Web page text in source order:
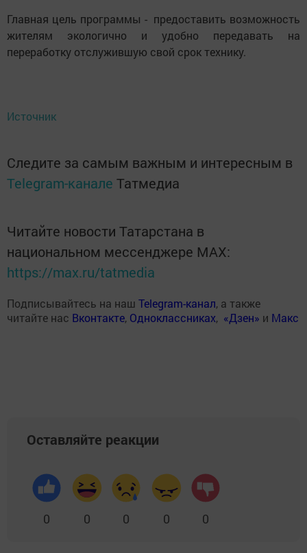
Главная цель программы - предоставить возможность
жителям экологично и удобно передавать на
переработку отслужившую свой срок технику.
Источник
Следите за самым важным и интересным в
Telegram-канале Татмедиа
Читайте новости Татарстана в
национальном мессенджере MАХ:
https://max.ru/tatmedia
Подписывайтесь на наш Telegram-канал, а также
читайте нас Вконтакте, Одноклассниках, «Дзен» и Макс
Оставляйте реакции
0 0 0 0 0